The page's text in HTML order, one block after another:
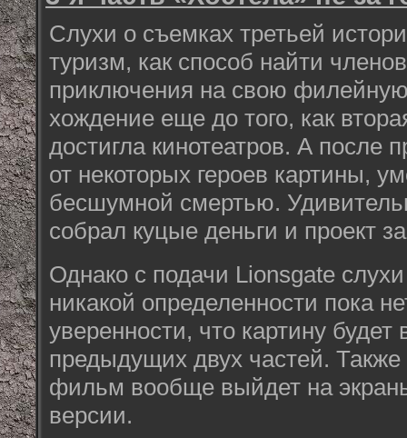
Слухи о съемках третьей
туризм, как способ найти
приключения на свою
хождение еще до того, как
достигла кинотеатров. А после
от некоторых героев картины,
бесшумной смертью.
собрал куцые деньги и проект
Однако с подачи Lionsgate
никакой определенности пока
уверенности, что картину будет
предыдущих двух частей. Также
фильм вообще выйдет на
версии.